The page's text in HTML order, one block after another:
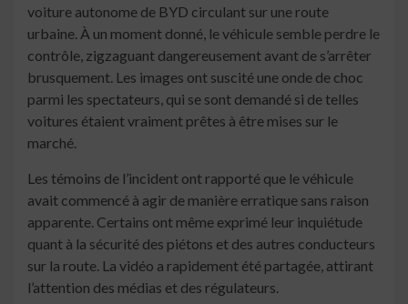
voiture autonome de BYD circulant sur une route
urbaine. À un moment donné, le véhicule semble perdre le
contrôle, zigzaguant dangereusement avant de s’arrêter
brusquement. Les images ont suscité une onde de choc
parmi les spectateurs, qui se sont demandé si de telles
voitures étaient vraiment prêtes à être mises sur le
marché.
Les témoins de l’incident ont rapporté que le véhicule
avait commencé à agir de manière erratique sans raison
apparente. Certains ont même exprimé leur inquiétude
quant à la sécurité des piétons et des autres conducteurs
sur la route. La vidéo a rapidement été partagée, attirant
l’attention des médias et des régulateurs.